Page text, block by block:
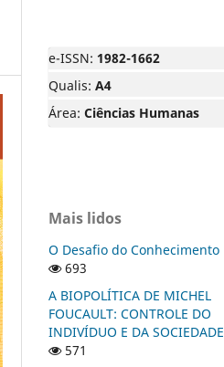
e-ISSN: 1982-1662
Qualis: A4
Área: Ciências Humanas
Mais lidos
O Desafio do Conhecimento
693
A BIOPOLÍTICA DE MICHEL
FOUCAULT: CONTROLE DO
INDIVÍDUO E DA SOCIEDADE
571